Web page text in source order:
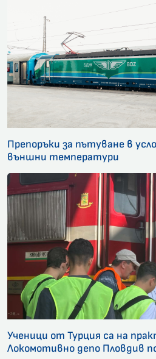
Препоръки за пътуване в
външни температури
Ученици от Турция са на
Локомотивно депо Пловдив